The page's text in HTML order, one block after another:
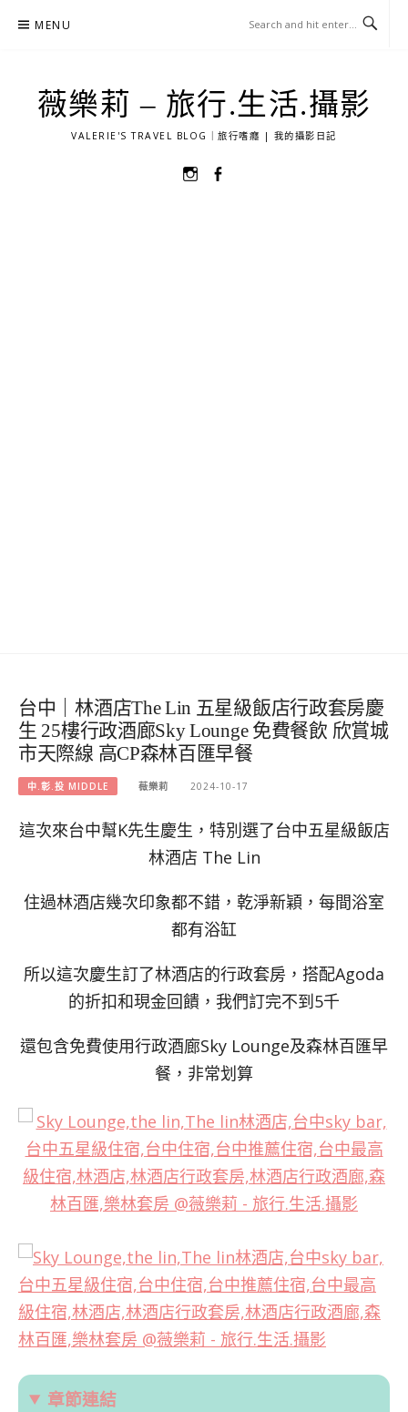
MENU
薇樂莉 – 旅行.生活.攝影
VALERIE'S TRAVEL BLOG｜旅行嗜癮 | 我的攝影日記
選
台中｜林酒店The Lin 五星級飯店行政套房慶
生 25樓行政酒廊Sky Lounge 免費餐飲 欣賞城
市天際線 高CP森林百匯早餐
中.彰.投 MIDDLE 薇樂莉 2024-10-17
這次來台中幫K先生慶生，特別選了台中五星級飯店
林酒店 The Lin
住過林酒店幾次印象都不錯，乾淨新穎，每間浴室
都有浴缸
所以這次慶生訂了林酒店的行政套房，搭配Agoda
的折扣和現金回饋，我們訂完不到5千
還包含免費使用行政酒廊Sky Lounge及森林百匯早
餐，非常划算
章節連結